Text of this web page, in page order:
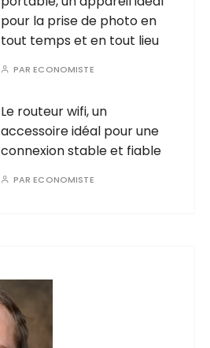
pour la prise de photo en
tout temps et en tout lieu
PARECONOMISTE
Le routeur wifi, un
accessoire idéal pour une
connexion stable et fiable
PARECONOMISTE